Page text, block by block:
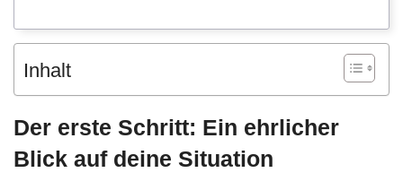
Inhalt
Der erste Schritt: Ein ehrlicher
Blick auf deine Situation